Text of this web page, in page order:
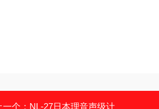
一个： NL-27日本理音声级计